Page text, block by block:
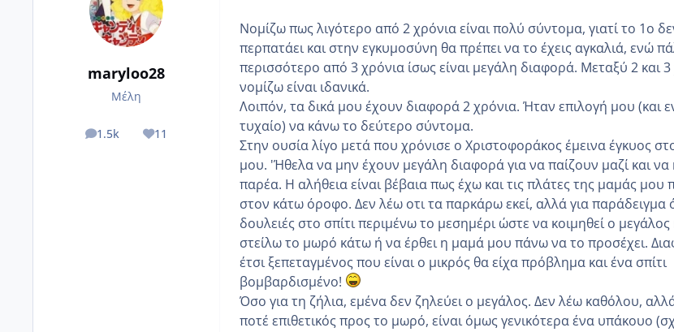
maryloo28
Μέλη
1.5k
posts 11
Reputation
Νομίζω πως λιγότερο από 2 χρόνια είναι πολύ σύντομα, γιατί το 1ο
περπατάει και στην εγκυμοσύνη θα πρέπει να το έχεις αγκαλιά, ενώ
περισσότερο από 3 χρόνια ίσως είναι μεγάλη διαφορά. Μεταξύ 2 και
νομίζω είναι ιδανικά.
Λοιπόν, τα δικά μου έχουν διαφορά 2 χρόνια. Ήταν επιλογή μου (και
τυχαίο) να κάνω το δεύτερο σύντομα.
Στην ουσία λίγο μετά που χρόνισε ο Χριστοφοράκος έμεινα έγκυος
μου. 'Ήθελα να μην έχουν μεγάλη διαφορά για να παίζουν μαζί και να
παρέα. Η αλήθεια είναι βέβαια πως έχω και τις πλάτες της μαμάς μου
στον κάτω όροφο. Δεν λέω οτι τα παρκάρω εκεί, αλλά για παράδειγμα
δουλειές στο σπίτι περιμένω το μεσημέρι ώστε να κοιμηθεί ο μεγάλος
στείλω το μωρό κάτω ή να έρθει η μαμά μου πάνω να το προσέχει.
έτσι ξεπεταγμένος που είναι ο μικρός θα είχα πρόβλημα και ένα σπίτι
βομβαρδισμένο!
Όσο για τη ζήλια, εμένα δεν ζηλεύει ο μεγάλος. Δεν λέω καθόλου,
ποτέ επιθετικός προς το μωρό, είναι όμως γενικότερα ένα υπάκουο